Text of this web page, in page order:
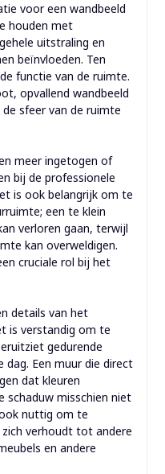
voor een wandbeeld
houden met
uitstraling en
beïnvloeden. Ten
functie van de ruimte.
opvallend wandbeeld
sfeer van de ruimte
meer ingetogen of
bij de professionele
is ook belangrijk om te
een te klein
verloren gaan, terwijl
kan overweldigen.
cruciale rol bij het
details van het
is verstandig om te
gedurende
dag. Een muur die direct
dat kleuren
schaduw misschien niet
nuttig om te
verhoudt tot andere
en andere